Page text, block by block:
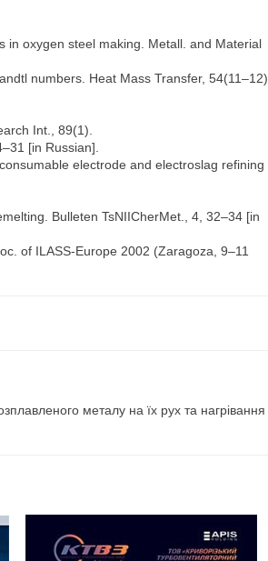
in oxygen steel making. Metall. and Material
numbers. Heat Mass Transfer, 54(11–12),
Int., 89(1).
[in Russian].
electrode and electroslag refining
Bulleten TsNIICherMet., 4, 32–34 [in
of ILASS-Europe 2002 (Zaragoza, 9–11
металу на їх рух та нагрівання